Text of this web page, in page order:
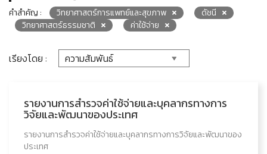
คำสำคัญ : วิทยาศาสตร์การแพทย์และสุขภาพ
ดัชนี
วิทยาศาสตร์ธรรมชาติ
ค่าใช้จ่าย
เรียงโดย :
รายงานการสำรวจค่าใช้จ่ายและบุคลากรทางการ
วิจัยและพัฒนาของประเทศ
รายงานการสำรวจค่าใช้จ่ายและบุคลากรทางการวิจัยและพัฒนาของ
ประเทศ